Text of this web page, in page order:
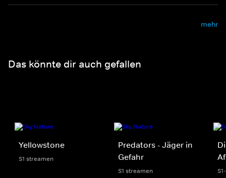
mehr
Das könnte dir auch gefallen
Yellowstone
S1 streamen
Predators - Jäger in
Gefahr
S1 streamen